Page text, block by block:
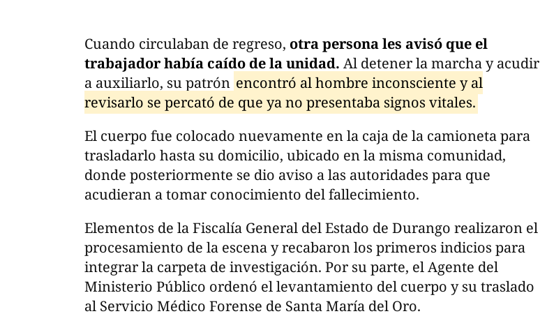
Cuando circulaban de regreso, otra persona les avisó que el
trabajador había caído de la unidad. Al detener la marcha y acudir
a auxiliarlo, su patrón encontró al hombre inconsciente y al
revisarlo se percató de que ya no presentaba signos vitales.
El cuerpo fue colocado nuevamente en la caja de la camioneta para
trasladarlo hasta su domicilio, ubicado en la misma comunidad,
donde posteriormente se dio aviso a las autoridades para que
acudieran a tomar conocimiento del fallecimiento.
Elementos de la Fiscalía General del Estado de Durango realizaron el
procesamiento de la escena y recabaron los primeros indicios para
integrar la carpeta de investigación. Por su parte, el Agente del
Ministerio Público ordenó el levantamiento del cuerpo y su traslado
al Servicio Médico Forense de Santa María del Oro.